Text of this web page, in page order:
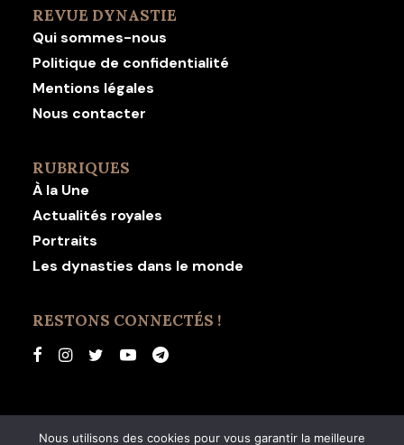
REVUE DYNASTIE
Qui sommes-nous
Politique de confidentialité
Mentions légales
Nous contacter
RUBRIQUES
À la Une
Actualités royales
Portraits
Les dynasties dans le monde
RESTONS CONNECTÉS !
Nous utilisons des cookies pour vous garantir la meilleure